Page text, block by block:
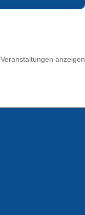
anzeigen